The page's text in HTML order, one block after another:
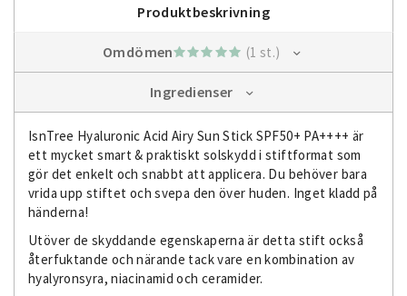
Produktbeskrivning
Omdömen (1 st.)
Ingredienser
IsnTree Hyaluronic Acid Airy Sun Stick SPF50+ PA++++ är
ett mycket smart & praktiskt solskydd i stiftformat som
gör det enkelt och snabbt att applicera. Du behöver bara
vrida upp stiftet och svepa den över huden. Inget kladd på
händerna!
Utöver de skyddande egenskaperna är detta stift också
återfuktande och närande tack vare en kombination av
hyalyronsyra, niacinamid och ceramider.